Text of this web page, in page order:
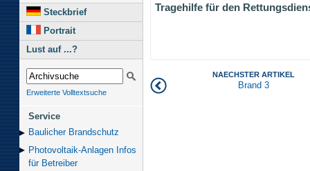
Steckbrief
Portrait
Lust auf ...?
Erweiterte Volltextsuche
Service
Baulicher Brand­schutz
Photovoltaik-Anlagen Infos
für Betreiber
Tragehilfe für den
NAECHSTER ARTIKEL
Brand 3